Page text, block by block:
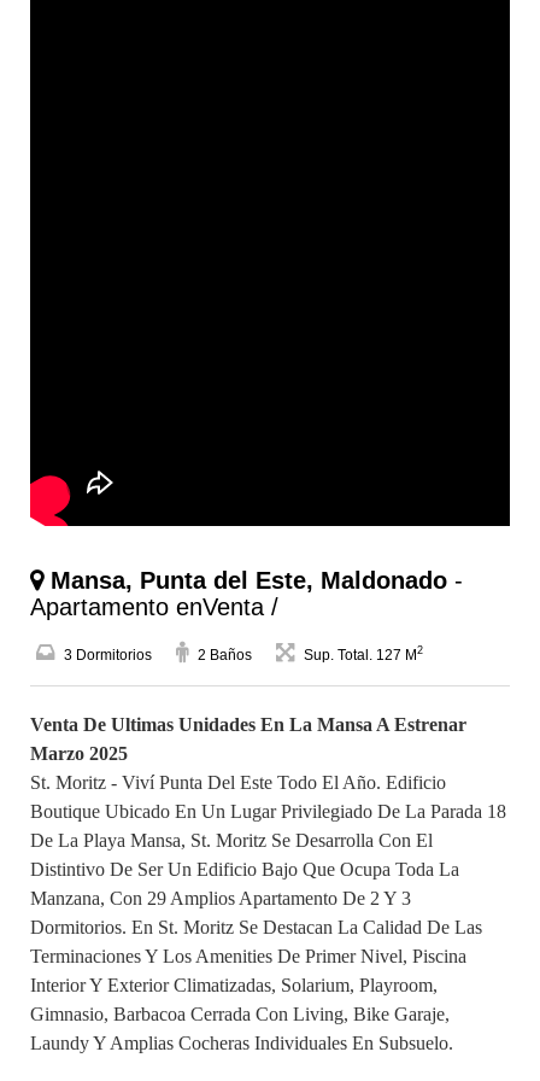
Mansa, Punta del Este, Maldonado -
Apartamento enVenta /
3 Dormitorios 2 Baños Sup. Total. 127 M2
Venta De Ultimas Unidades En La Mansa A Estrenar
Marzo 2025
St. Moritz - Viví Punta Del Este Todo El Año. Edificio
Boutique Ubicado En Un Lugar Privilegiado De La Parada 18
De La Playa Mansa, St. Moritz Se Desarrolla Con El
Distintivo De Ser Un Edificio Bajo Que Ocupa Toda La
Manzana, Con 29 Amplios Apartamento De 2 Y 3
Dormitorios. En St. Moritz Se Destacan La Calidad De Las
Terminaciones Y Los Amenities De Primer Nivel, Piscina
Interior Y Exterior Climatizadas, Solarium, Playroom,
Gimnasio, Barbacoa Cerrada Con Living, Bike Garaje,
Laundy Y Amplias Cocheras Individuales En Subsuelo.